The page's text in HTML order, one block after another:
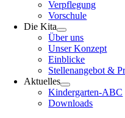
Verpflegung
Vorschule
Die Kita
Über uns
Unser Konzept
Einblicke
Stellenangebot &
Aktuelles
Kindergarten-ABC
Downloads